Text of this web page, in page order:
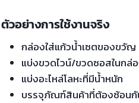
ตัวอย่างการใช้งานจริง
กล่องใส่แก้วน้ำเซตของขวัญ
แบ่งขวดไวน์/ขวดซอสในกล่
แบ่งอะไหล่โลหะที่มีน้ำหนัก
บรรจุภัณฑ์สินค้าที่ต้องซ้อนกั